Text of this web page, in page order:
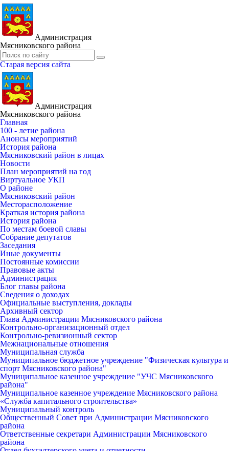
Администрация
Мясниковского района
Старая версия сайта
Администрация
Мясниковского района
Главная
100 - летие района
Анонсы мероприятий
История района
Мясниковский район в лицах
Новости
План мероприятий на год
Виртуальное УКП
О районе
Мясниковский район
Месторасположение
Краткая история района
История района
По местам боевой славы
Собрание депутатов
Заседания
Иные документы
Постоянные комиссии
Правовые акты
Администрация
Блог главы района
Сведения о доходах
Официальные выступления, доклады
Архивный сектор
Глава Администрации Мясниковского района
Контрольно-организационный отдел
Контрольно-ревизионный сектор
Межнациональные отношения
Муниципальная служба
Муниципальное бюджетное учреждение "Физическая культура и
спорт Мясниковского района"
Муниципальное казенное учреждение "УЧС Мясниковского
района"
Муниципальное казенное учреждение Мясниковского района
«Служба капитального строительства»
Муниципальный контроль
Общественный Совет при Администрации Мясниковского
района
Ответственные секретари Администрации Мясниковского
района